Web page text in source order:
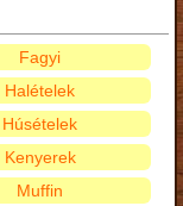
Fagyi
Halételek
Húsételek
Kenyerek
Muffin